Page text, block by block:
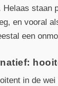
staan
en vooral
een
in de